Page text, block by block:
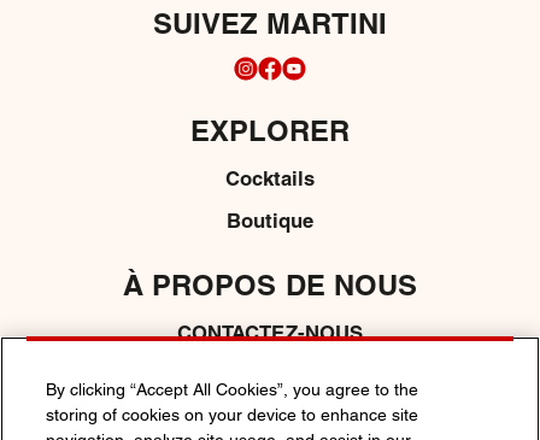
SUIVEZ MARTINI
EXPLORER
Cocktails
Boutique
À PROPOS DE NOUS
CONTACTEZ-NOUS
POLITIQUE DE CONFIDENTIALITÉ
By clicking “Accept All Cookies”, you agree to the
storing of cookies on your device to enhance site